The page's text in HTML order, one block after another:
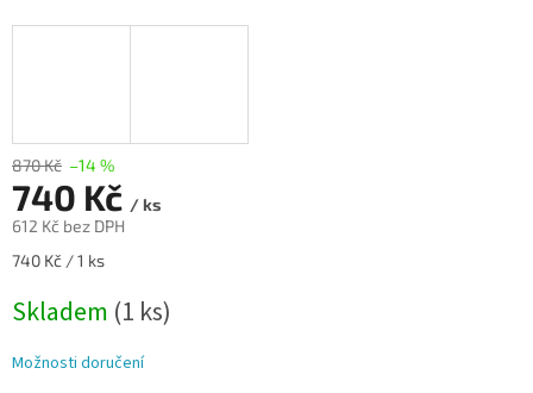
870 Kč –14 %
740 Kč / ks
612 Kč bez DPH
Měrná
740 Kč / 1 ks
Skladem (1 ks)
Možnosti doručení